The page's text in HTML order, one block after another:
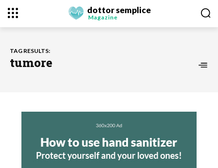
dottor semplice
Magazine
TAG RESULTS:
tumore